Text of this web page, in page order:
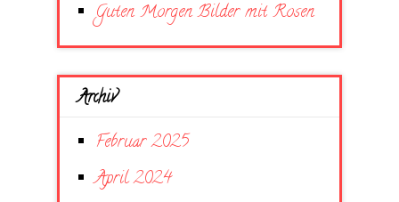
Guten Morgen Bilder mit Rosen
Archiv
Februar 2025
April 2024